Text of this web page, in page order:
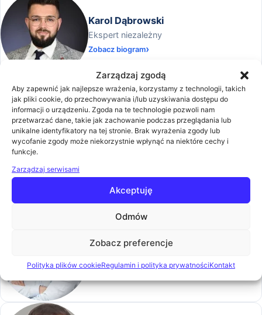
Zarządzaj zgodą
Aby zapewnić jak najlepsze wrażenia, korzystamy z technologii, takich
jak pliki cookie, do przechowywania i/lub uzyskiwania dostępu do
informacji o urządzeniu. Zgoda na te technologie pozwoli nam
przetwarzać dane, takie jak zachowanie podczas przeglądania lub
unikalne identyfikatory na tej stronie. Brak wyrażenia zgody lub
wycofanie zgody może niekorzystnie wpłynąć na niektóre cechy i
funkcje.
Zarządzaj serwisami
Akceptuję
Odmów
Zobacz preferencje
Polityka plików cookieRegulamin i polityka prywatnościKontakt
Karol Dąbrowski
Ekspert niezależny
Zobacz biogram
KAROL WODECKI
Analityk i audytor ryzyka operacyjnego w
BNP Paribas Securities Services
Zobacz biogram
Krzysztof Młynarski
Zobacz biogram
Łukasz Bajer